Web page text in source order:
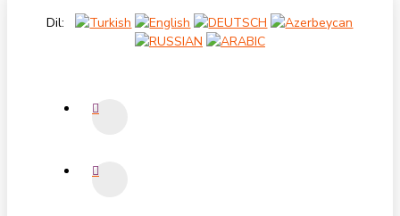
Dil: